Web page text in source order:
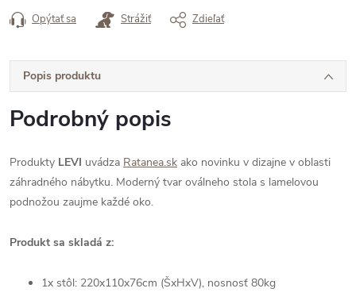
Opýtať sa Strážiť Zdieľať
Popis produktu
Podrobný popis
Produkty LEVI uvádza Ratanea.sk ako novinku v dizajne v oblasti
záhradného nábytku. Moderný tvar oválneho stola s lamelovou
podnožou zaujme každé oko.
Produkt sa skladá z:
1x stôl: 220x110x76cm (ŠxHxV), nosnosť 80kg